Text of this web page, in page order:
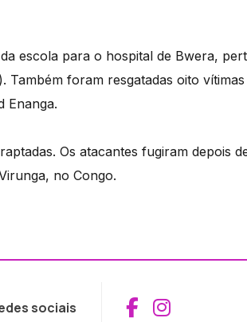
escola para o hospital de Bwera,
Também foram resgatadas oito vítimas
Enanga.
Os atacantes fugiram depois
no Congo.
sociais Aceder ao
Aceder